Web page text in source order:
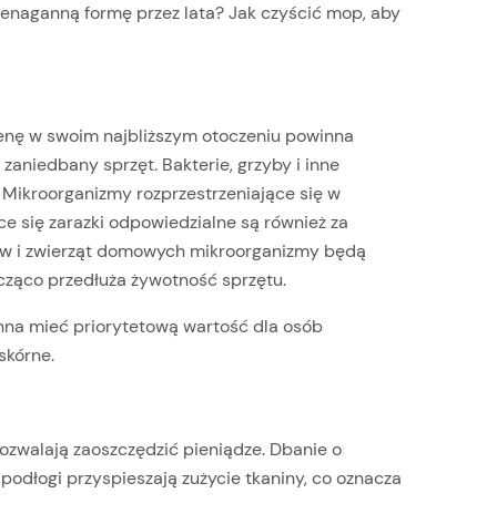
formę przez lata? Jak czyścić mop, aby
w swoim najbliższym otoczeniu powinna
sprzęt. Bakterie, grzyby i inne
rozprzestrzeniające się w
się zarazki odpowiedzialne są również za
i zwierząt domowych mikroorganizmy będą
przedłuża żywotność sprzętu.
mieć priorytetową wartość dla osób
zaoszczędzić pieniądze. Dbanie o
przyspieszają zużycie tkaniny, co oznacza